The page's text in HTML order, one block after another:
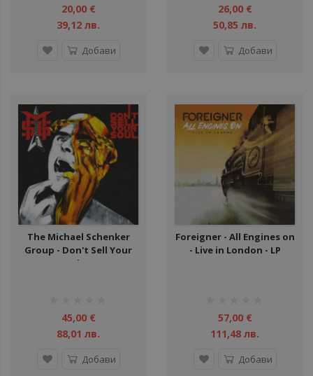
100%20,00 €
39,12 лв.
Добави
26,00 €
50,85 лв.
Добави
The Michael Schenker
Group - Don't Sell Your
Soul - LP
45,00 €
88,01 лв.
Добави
Foreigner - All Engines on
- Live in London - LP
57,00 €
111,48 лв.
Добави